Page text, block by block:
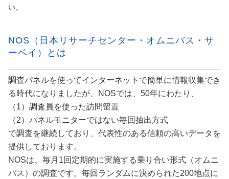
い。
NOS（日本リサーチセンター・オムニバス・サ
ーベイ）とは
調査パネルを使ってインターネットで簡単に情報収集でき
る時代になりましたが、NOSでは、50年にわたり、
（1）調査員を使った訪問留置
（2）パネルモニターではない毎回抽出方式
で調査を継続しており、代表性のある信頼の高いデータを
提供しております。
NOSは、毎月1回定期的に実施する乗り合い形式（オムニ
バス）の調査です。毎回ランダムに決められた200地点に